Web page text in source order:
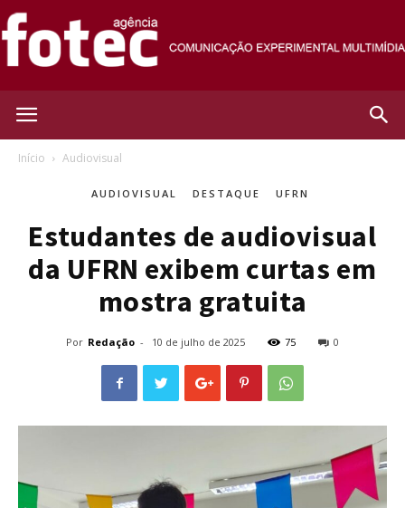
Início Audiovisual
AUDIOVISUAL DESTAQUE UFRN
Estudantes de audiovisual
da UFRN exibem curtas em
mostra gratuita
Por Redação - 10 de julho de 2025 75 0